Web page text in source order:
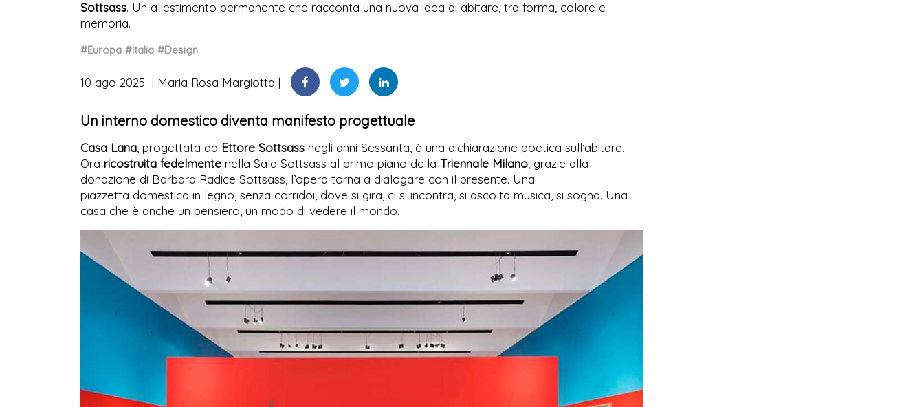
Sottsass. Un allestimento permanente che racconta una nuova idea di abitare, tra forma, colore e
memoria.
#Europa #Italia #Design
10 ago 2025 Maria Rosa Margiotta
Un interno domestico diventa manifesto progettuale
Casa Lana , progettata da Ettore Sottsass negli anni Sessanta, è una dichiarazione poetica sull’abitare.
Ora ricostruita fedelmente nella Sala Sottsass al primo piano della Triennale Milano , grazie alla
donazione di Barbara Radice Sottsass, l’opera torna a dialogare con il presente. Una
piazzetta domestica in legno, senza corridoi, dove si gira, ci si incontra, si ascolta musica, si sogna. Una
casa che è anche un pensiero, un modo di vedere il mondo.